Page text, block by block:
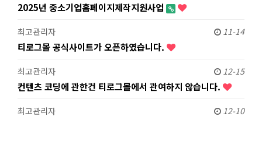
2025년 중소기업홈페이지제작지원사업
최고관리자 11-14
티로그몰 공식사이트가 오픈하였습니다.
최고관리자 12-15
컨텐츠 코딩에 관한건 티로그몰에서 관여하지 않습니다.
최고관리자 12-10